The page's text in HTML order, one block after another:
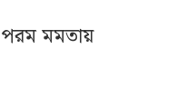
পরম মমতায়